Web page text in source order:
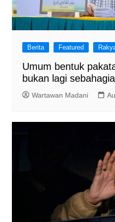
Berita Featured
Umum bentuk
bukan lagi
Wartawan Madani